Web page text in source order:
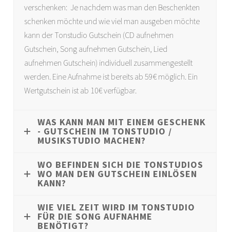
verschenken: Je nachdem was man den Beschenkten
schenken möchte und wie viel man ausgeben möchte
kann der Tonstudio Gutschein (CD aufnehmen
Gutschein, Song aufnehmen Gutschein, Lied
aufnehmen Gutschein) individuell zusammengestellt
werden. Eine Aufnahme ist bereits ab 59€ möglich. Ein
Wertgutschein ist ab 10€ verfügbar.
WAS KANN MAN MIT EINEM GESCHENK
- GUTSCHEIN IM TONSTUDIO /
MUSIKSTUDIO MACHEN?
WO BEFINDEN SICH DIE TONSTUDIOS
WO MAN DEN GUTSCHEIN EINLÖSEN
KANN?
WIE VIEL ZEIT WIRD IM TONSTUDIO
FÜR DIE SONG AUFNAHME
BENÖTIGT?